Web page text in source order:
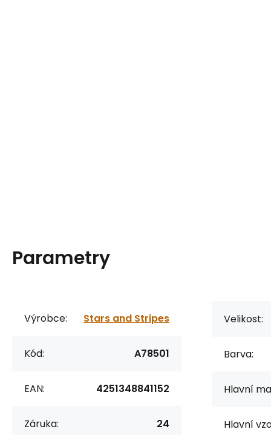
Parametry
Výrobce: Stars and Stripes
Kód: A78501
EAN: 4251348841152
Záruka: 24
Velikost:
Barva:
Hlavní
Hlavní